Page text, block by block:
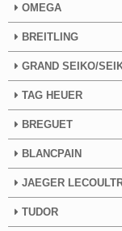
OMEGA
BREITLING
GRAND SEIKO/
TAG HEUER
BREGUET
BLANCPAIN
JAEGER
TUDOR